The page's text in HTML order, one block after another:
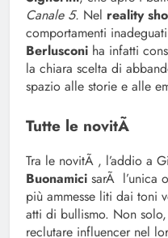
Canale 5. Nel reality
comportamenti
Berlusconi ha infatti
la chiara scelta di
spazio alle storie e alle
Tutte le novitÃ
Tra le novitÃ , l’addio a
Buonamici sarÃ l’unica
più ammesse liti dai toni
atti di bullismo. Non
reclutare influencer nel